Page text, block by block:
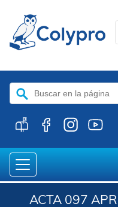
Buscar:
ACTA 097